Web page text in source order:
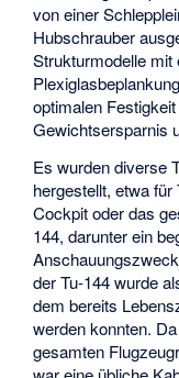
von einer
Hubschrauber
Strukturmodelle mit
optimalen
Gewichtsersparnis
Es wurden diverse
hergestellt, etwa
Cockpit oder das
144, darunter ein
der Tu-144 wurde
dem bereits
werden konnten.
gesamten